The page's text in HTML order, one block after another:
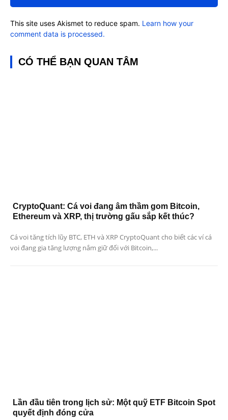
This site uses Akismet to reduce spam. Learn how your
comment data is processed.
CÓ THỂ BẠN QUAN TÂM
CryptoQuant: Cá voi đang âm thầm gom Bitcoin,
Ethereum và XRP, thị trường gấu sắp kết thúc?
Cá voi tăng tích lũy BTC, ETH và XRP CryptoQuant cho biết các ví cá
voi đang gia tăng lượng nắm giữ đối với Bitcoin,...
Lần đầu tiên trong lịch sử: Một quỹ ETF Bitcoin Spot
quyết định đóng cửa